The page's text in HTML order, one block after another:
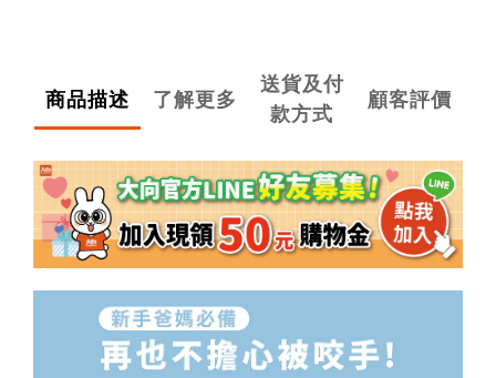
商品描述 了解更多
送貨及付
款方式
顧客評價